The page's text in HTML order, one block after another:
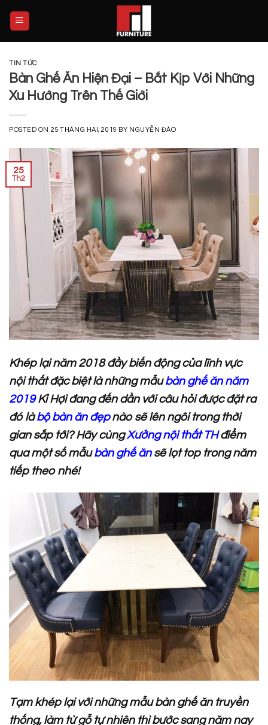
TIN TỨC
Bàn Ghế Ăn Hiện Đại – Bắt Kịp Với Những
Xu Hướng Trên Thế Giới
POSTED ON 25 THÁNG HAI, 2019 BY NGUYỄN ĐÀO
25
Th2
Khép lại năm 2018 đầy biến động của lĩnh vực
nội thất đặc biệt là những mẫubàn ghế ăn năm
2019Kỉ Hợi đang đến dần với câu hỏi được đặt ra
đó làbộ bàn ăn đẹp nào sẽ lên ngôi trong thời
gian sắp tới? Hãy cùngXưởng nội thất THđiểm
qua một số mẫubàn ghế ănsẽ lọt top trong năm
tiếp theo nhé!
Tạm khép lại với những mẫu bàn ghế ăn truyền
thống, làm từ gỗ tự nhiên thì bước sang năm nay